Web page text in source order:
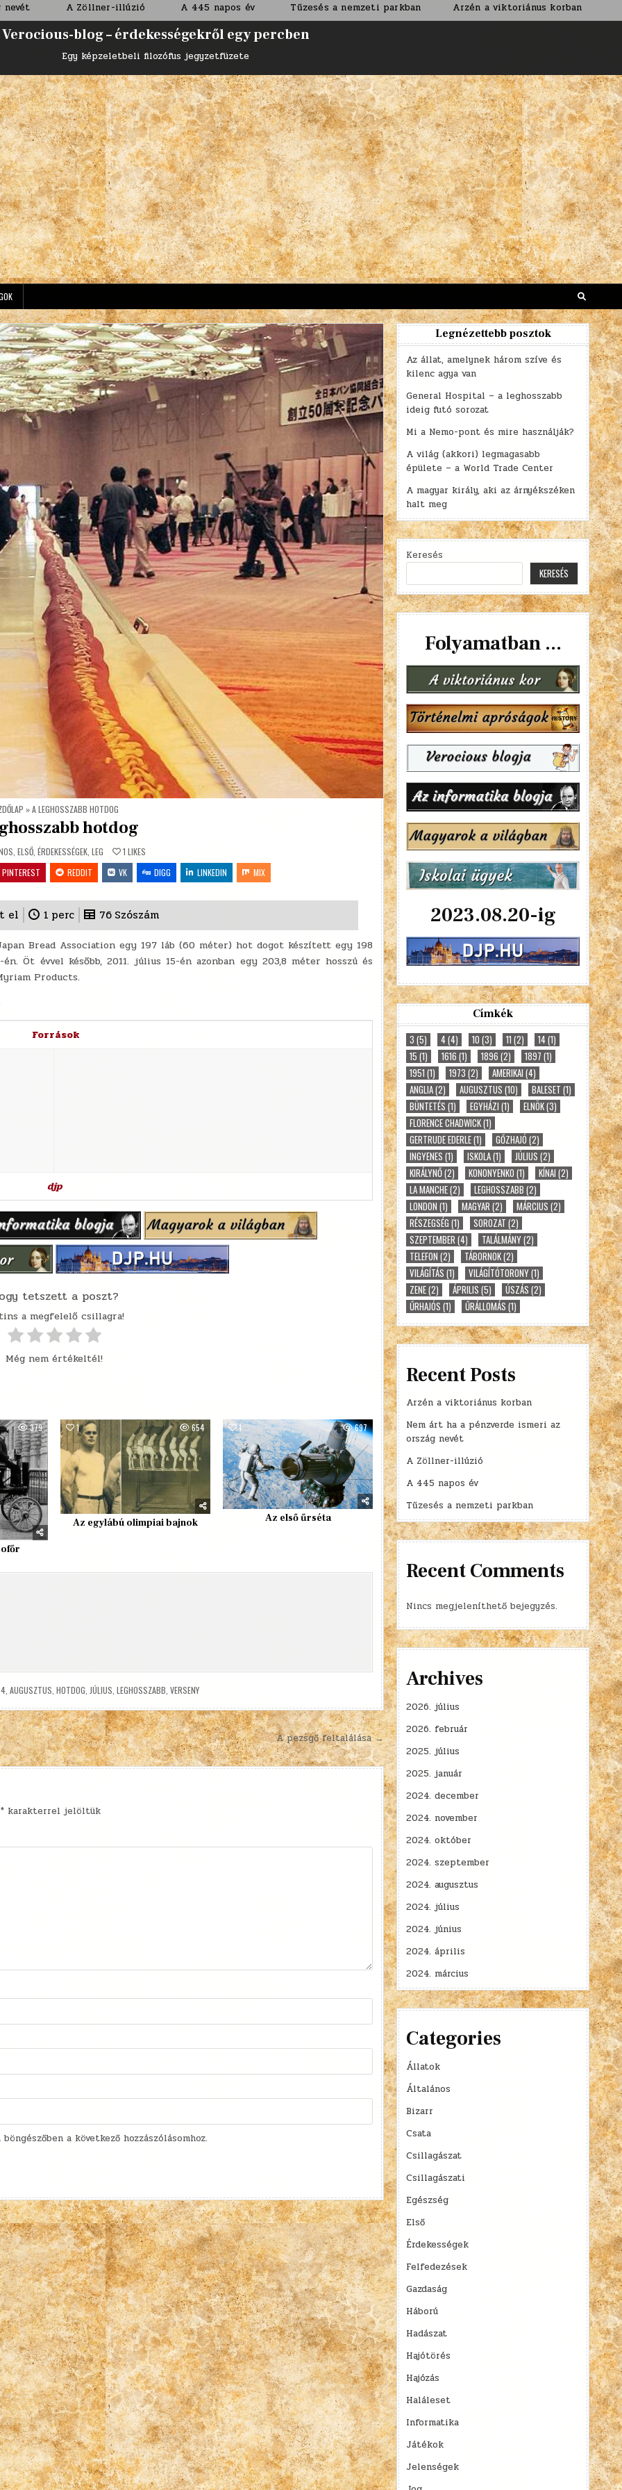
Zöllner-illúzió A 445 napos év Tűzesés a nemzeti parkban Arzén a viktoriánus korban Nem árt ha a
Verocious-blog – érdekességekről egy percben
Egy képzeletbeli filozófus jegyzetfüzete
»A LEGHOSSZABB HOTDOG
hotdog
ELSŐ, ÉRDEKESSÉGEK, LEG 1 LIKES
PINTEREST REDDIT VK DIGG LINKEDIN MIX
el 1 perc 76 Szószám
Bread Association egy 197 láb (60 méter) hot dogot készített egy 198
Öt évvel később, 2011. július 15-én azonban egy 203,8 méter hosszú és
Products.
Források
djp
tetszett a poszt?
a megfelelő csillagra!
Még nem értékeltél!
379 1 654
Az egylábú olimpiai bajnok
1 697
Az első űrséta
,4 ,AUGUSZTUS ,HOTDOG JÚLIUS ,LEGHOSSZABB ,VERSENY
A pezsgő feltalálása →
* karakterrel jelöltük
a következő hozzászólásomhoz.
Legnézettebb posztok
Az állat, amelynek három szíve és
kilenc agya van
General Hospital – a leghosszabb
ideig futó sorozat
Mi a Nemo-pont és mire használják?
A világ (akkori) legmagasabb
épülete – a World Trade Center
A magyar király, aki az árnyékszéken
halt meg
Keresés
KERESÉS
Folyamatban ...
2023.08.20-ig
Címkék
3 (5) 4(4) 10 (3) 11 (2) 14(1)
15 (1) 1616 (1) 1896 (2) 1897 (1)
1951 (1) 1973 (2) AMERIKAI (4)
ANGLIA(2) AUGUSZTUS (10) BALESET (1)
BÜNTETÉS (1) EGYHÁZI (1) ELNÖK(3)
FLORENCE CHADWICK(1)
GERTRUDE EDERLE(1) GŐZHAJÓ (2)
INGYENES (1) ISKOLA(1) JÚLIUS (2)
KIRÁLYNŐ(2) KONONYENKO (1) KÍNAI (2)
LA MANCHE(2) LEGHOSSZABB (2)
LONDON (1) MAGYAR (2) MÁRCIUS (2)
RÉSZEGSÉG (1) SOROZAT (2)
SZEPTEMBER (4) TALÁLMÁNY(2)
TELEFON (2) TÁBORNOK(2)
VILÁGÍTÁS (1) VILÁGÍTÓTORONY(1)
ZENE(2) ÁPRILIS (5) ÚSZÁS (2)
ŰRHAJÓS (1) ŰRÁLLOMÁS (1)
Recent Posts
Arzén a viktoriánus korban
Nem árt ha a pénzverde ismeri az
ország nevét
A Zöllner-illúzió
A 445 napos év
Tűzesés a nemzeti parkban
Recent Comments
Nincs megjeleníthető bejegyzés.
Archives
2026. július
2026. február
2025. július
2025. január
2024. december
2024. november
2024. október
2024. szeptember
2024. augusztus
2024. július
2024. június
2024. április
2024. március
Categories
Állatok
Általános
Bizarr
Csata
Csillagászat
Csillagászati
Egészség
Első
Érdekességek
Felfedezések
Gazdaság
Háború
Hadászat
Hajótörés
Hajózás
Haláleset
Informatika
Játékok
Jelenségek